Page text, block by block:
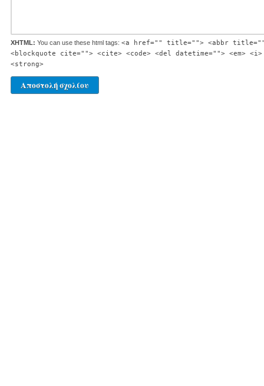
XHTML: You can use these html tags: <a href="" title=""> <abbr
<blockquote cite=""> <cite> <code> <del datetime=""> <em>
<strong>